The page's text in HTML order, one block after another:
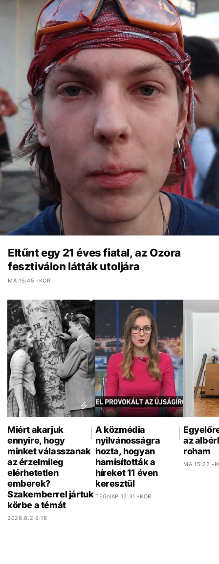
Eltűnt egy 21 éves fiatal, az Ozora
fesztiválon látták utoljára
MA 15:45 -KOR
Miért akarjuk
ennyire, hogy
minket válasszanak
az érzelmileg
elérhetetlen
emberek?
Szakemberrel jártuk
körbe a témát
2026.8.2 9:18
A közmédia
nyilvánosságra
hozta, hogyan
hamisították a
híreket 11 éven
keresztül
TEGNAP 12:31 -KOR
az
roham
MA 15:22 -